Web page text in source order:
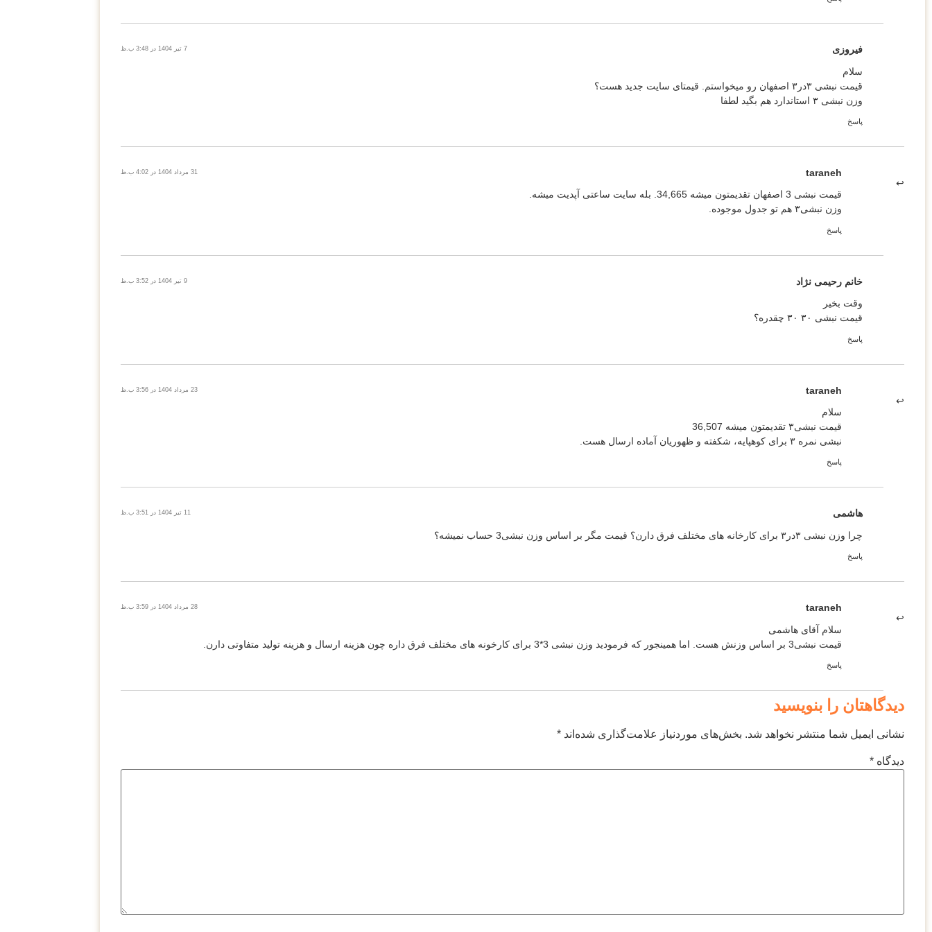
فیروزی 7 تیر 1404 در 3:48 ب.ظ
سلام
قیمت نبشی ۳در۳ اصفهان رو میخواستم. قیمتای سایت جدید هست؟
وزن نبشی ۳ استاندارد هم بگید لطفا
پاسخ
taraneh 31 مرداد 1404 در 4:02 ب.ظ
قیمت نبشی 3 اصفهان تقدیمتون میشه 34,665. بله سایت ساعتی آپدیت میشه.
وزن نبشی۳ هم تو جدول موجوده.
پاسخ
خانم رحیمی نژاد 9 تیر 1404 در 3:52 ب.ظ
وقت بخیر
قیمت نبشی ۳۰ ۳۰ چقدره؟
پاسخ
taraneh 23 مرداد 1404 در 3:56 ب.ظ
سلام
قیمت نبشی۳ تقدیمتون میشه 36,507
نبشی نمره ۳ برای کوهپایه، شکفته و ظهوریان آماده ارسال هست.
پاسخ
هاشمی 11 تیر 1404 در 3:51 ب.ظ
چرا وزن نبشی ۳در۳ برای کارخانه های مختلف فرق دارن؟ قیمت مگر بر اساس وزن نبشی3 حساب نمیشه؟
پاسخ
taraneh 28 مرداد 1404 در 3:59 ب.ظ
سلام آقای هاشمی
قیمت نبشی3 بر اساس وزنش هست. اما همینجور که فرمودید وزن نبشی 3*3 برای کارخونه های مختلف فرق داره چون هزینه ارسال و هزینه تولید متفاوتی دارن.
پاسخ
دیدگاهتان را بنویسید
نشانی ایمیل شما منتشر نخواهد شد. بخش‌های موردنیاز علامت‌گذاری شده‌اند *
دیدگاه *